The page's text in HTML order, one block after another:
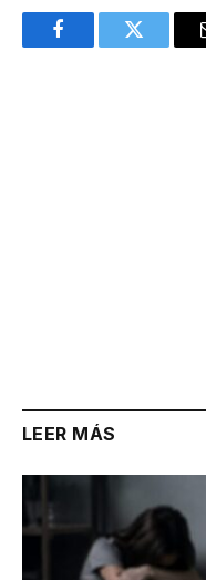
FacebookTwitter
LEER MÁS